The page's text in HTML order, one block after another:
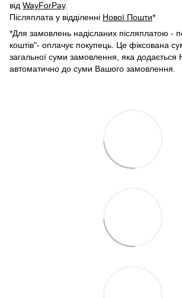
від WayForPay.
Післяплата у відділенні Нової Пошти*
*Для замовлень надісланих післяплатою -
коштів"- оплачує покупець. Це фіксована
загальної суми замовлення, яка
автоматично до суми Вашого замовлення.